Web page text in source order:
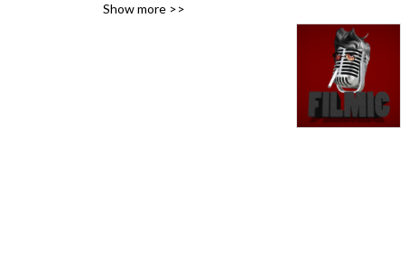
Künstlerkarrieren nicht
Show more >>